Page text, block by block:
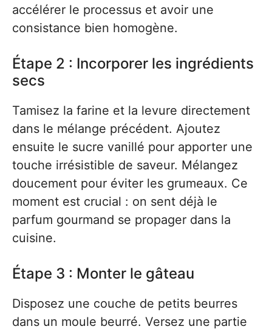
accélérer le processus et avoir une
consistance bien homogène.
Étape 2 : Incorporer les ingrédients
secs
Tamisez la farine et la levure directement
dans le mélange précédent. Ajoutez
ensuite le sucre vanillé pour apporter une
touche irrésistible de saveur. Mélangez
doucement pour éviter les grumeaux. Ce
moment est crucial : on sent déjà le
parfum gourmand se propager dans la
cuisine.
Étape 3 : Monter le gâteau
Disposez une couche de petits beurres
dans un moule beurré. Versez une partie